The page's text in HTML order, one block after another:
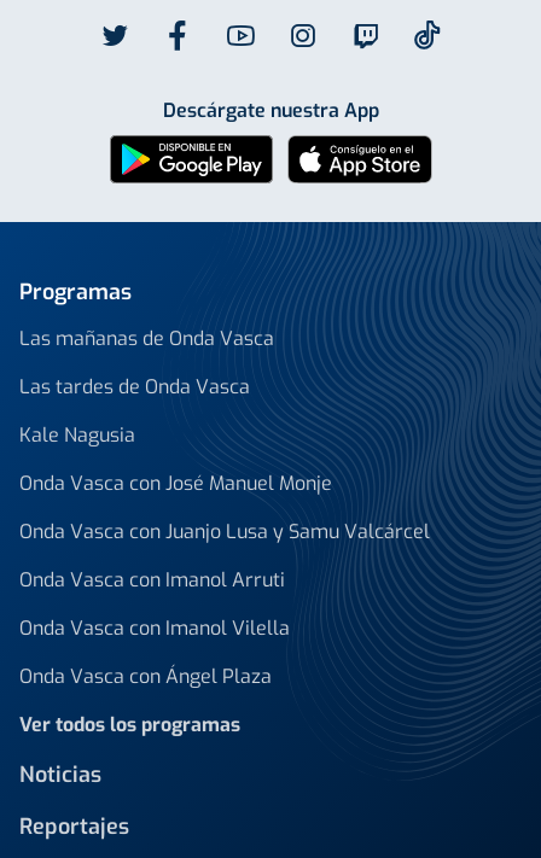
Descárgate nuestra App
Programas
Las mañanas de Onda Vasca
Las tardes de Onda Vasca
Kale Nagusia
Onda Vasca con José Manuel Monje
Onda Vasca con Juanjo Lusa y Samu Valcárcel
Onda Vasca con Imanol Arruti
Onda Vasca con Imanol Vilella
Onda Vasca con Ángel Plaza
Ver todos los programas
Noticias
Reportajes